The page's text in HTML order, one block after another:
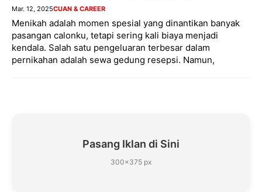
Mar. 12, 2025CUAN & CAREER
Menikah adalah momen spesial yang dinantikan banyak
pasangan calonku, tetapi sering kali biaya menjadi
kendala. Salah satu pengeluaran terbesar dalam
pernikahan adalah sewa gedung resepsi. Namun,
Pasang Iklan di Sini
300×375 px